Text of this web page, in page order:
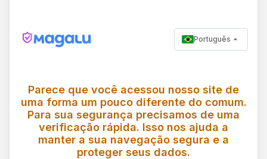
Português
Parece que você acessou nosso site de
uma forma um pouco diferente do comum.
Para sua segurança precisamos de uma
verificação rápida. Isso nos ajuda a
manter a sua navegação segura e a
proteger seus dados.